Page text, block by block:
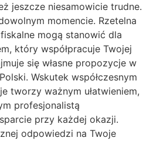
jeszcze niesamowicie trudne.
momencie. Rzetelna
mogą stanowić dla
który współpracuje Twojej
się własne propozycje w
Wskutek współczesnym
tworzy ważnym ułatwieniem,
profesjonalistą
przy każdej okazji.
odpowiedzi na Twoje